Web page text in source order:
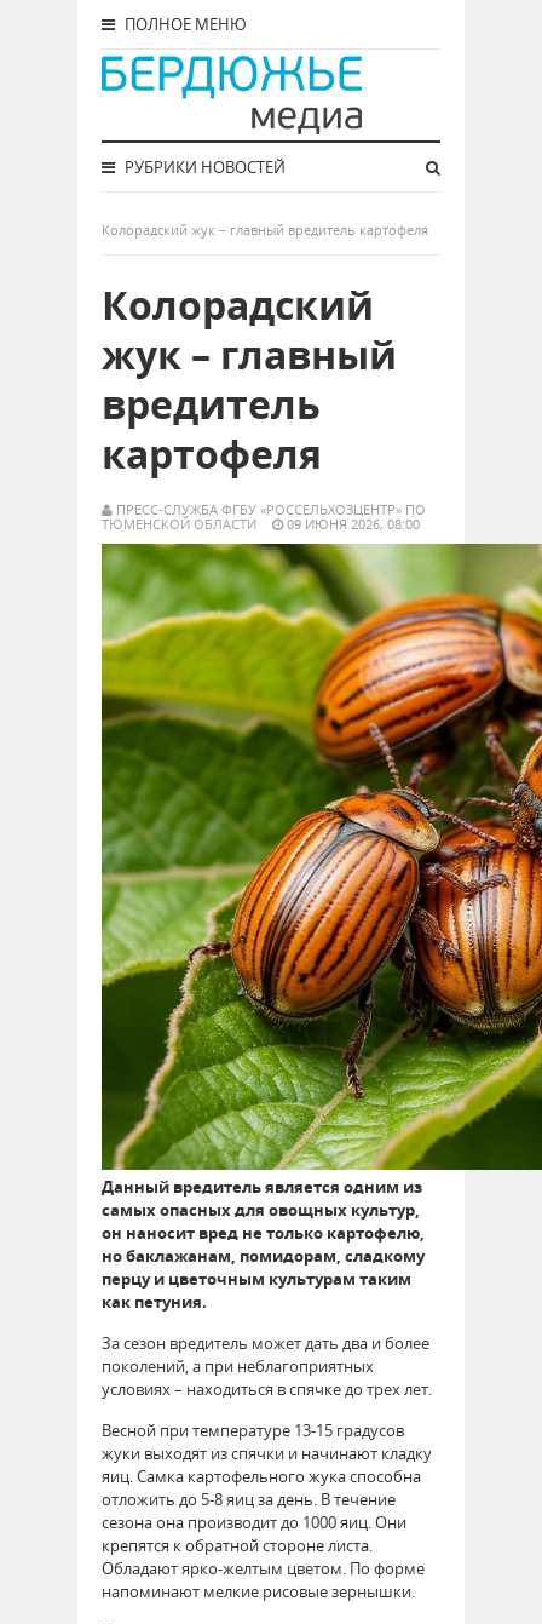
ПОЛНОЕ МЕНЮ
РУБРИКИ НОВОСТЕЙ
Колорадский жук – главный вредитель картофеля
Колорадский
жук – главный
вредитель
картофеля
ПРЕСС-СЛУЖБА ФГБУ «РОССЕЛЬХОЗЦЕНТР» ПО
ТЮМЕНСКОЙ ОБЛАСТИ
09 ИЮНЯ 2026, 08:00
Данный вредитель является одним из
самых опасных для овощных культур,
он наносит вред не только картофелю,
но баклажанам, помидорам, сладкому
перцу и цветочным культурам таким
как петуния.
За сезон вредитель может дать два и более
поколений, а при неблагоприятных
условиях – находиться в спячке до трех лет.
Весной при температуре 13-15 градусов
жуки выходят из спячки и начинают кладку
яиц. Самка картофельного жука способна
отложить до 5-8 яиц за день. В течение
сезона она производит до 1000 яиц. Они
крепятся к обратной стороне листа.
Обладают ярко-желтым цветом. По форме
напоминают мелкие рисовые зернышки.